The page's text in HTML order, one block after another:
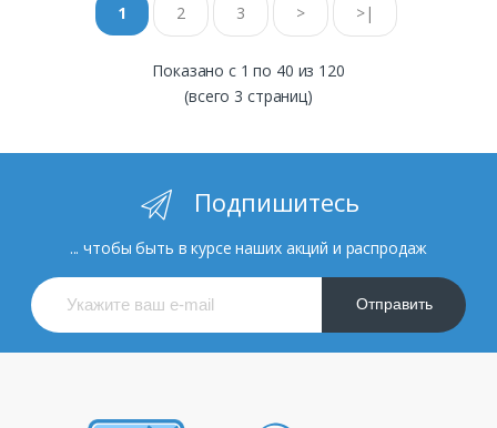
1 2 3 > >|
Показано с 1 по 40 из 120
(всего 3 страниц)
Подпишитесь
... чтобы быть в курсе наших акций и распродаж
Отправить